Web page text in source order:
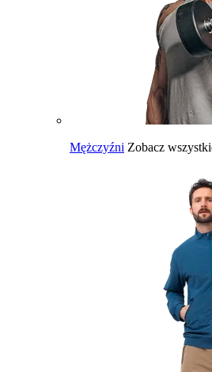
Mężczyźni Zobacz